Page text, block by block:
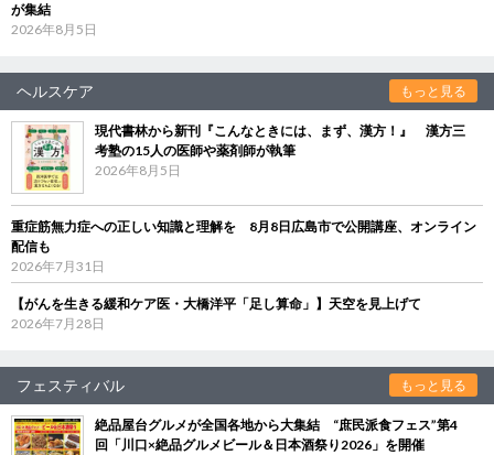
が集結
2026年8月5日
ヘルスケア もっと見る
現代書林から新刊『こんなときには、まず、漢方！』 漢方三
考塾の15人の医師や薬剤師が執筆
2026年8月5日
重症筋無力症への正しい知識と理解を 8月8日広島市で公開講座、オンライン
配信も
2026年7月31日
【がんを生きる緩和ケア医・大橋洋平「足し算命」】天空を見上げて
2026年7月28日
フェスティバル もっと見る
絶品屋台グルメが全国各地から大集結 “庶民派食フェス”第4
回「川口×絶品グルメビール＆日本酒祭り2026」を開催